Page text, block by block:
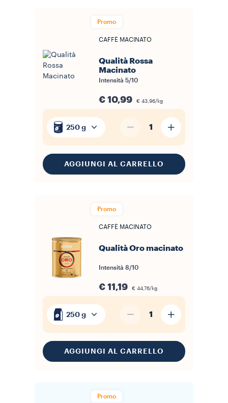
Promo
CAFFÈ MACINATO
Qualità Rossa
Macinato
Intensità 5/10
€ 10,99 € 43,96/kg
250 g 1
AGGIUNGI AL CARRELLO
Promo
CAFFÈ MACINATO
Qualità Oro macinato
Intensità 8/10
€ 11,19 € 44,76/kg
250 g 1
AGGIUNGI AL CARRELLO
Promo